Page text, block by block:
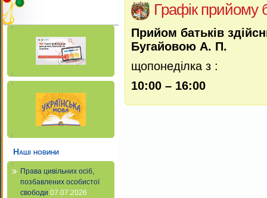
Наші новини
Права цивільних осіб,
позбавлених особистої
свободи 07.07.2026
Графік прийому
Прийом батьків
Бугайовою А. П.
щопонеділка з :
10:00 – 16:00